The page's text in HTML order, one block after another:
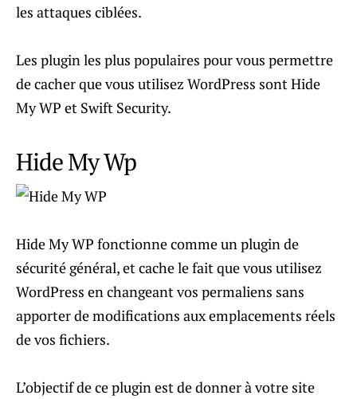
les attaques ciblées.
Les plugin les plus populaires pour vous permettre
de cacher que vous utilisez WordPress sont Hide
My WP et Swift Security.
Hide My Wp
Hide My WP fonctionne comme un plugin de
sécurité général, et cache le fait que vous utilisez
WordPress en changeant vos permaliens sans
apporter de modifications aux emplacements réels
de vos fichiers.
L’objectif de ce plugin est de donner à votre site